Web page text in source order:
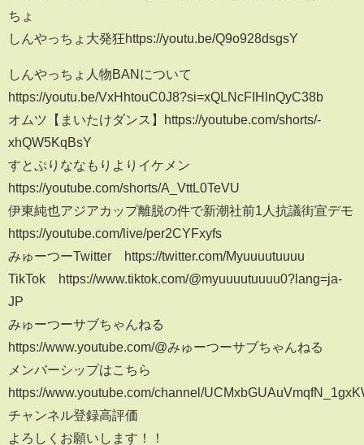
ちょ
しんやっちょ大発狂https://youtu.be/Q9o928dsgsY
しんやっちょ人物BANについて
https://youtu.be/VxHhtouC0J8?si=xQLNcFIHlnQyC38b
オムツ【まいたけダンス】https://youtube.com/shorts/-
xhQW5KqBsY
すとぷりななもりよりイケメン
https://youtube.com/shorts/A_VttL0TeVU
伊東純也アジアカップ離脱の件で新潮社前1人抗議街宣デモ
https://youtube.com/live/per2CYFxyfs
みゅーつーTwitter https://twitter.com/Myuuuutuuuu
TikTok https://www.tiktok.com/@myuuuutuuuu0?lang=ja-
JP
みゅーつーサブちゃんねる
https://www.youtube.com/@みゅーつーサブちゃんねる
メンバーシップはこちら
https://www.youtube.com/channel/
チャンネル登録高評価
よろしくお願いします！！